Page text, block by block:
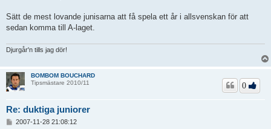
Sätt de mest lovande junisarna att få spela ett år i allsvenskan för att
sedan komma till A-laget.
Djurgår'n tills jag dör!
BOMBOM BOUCHARD
Tipsmästare 2010/11
Re: duktiga juniorer
0
2007-11-28 21:08:12